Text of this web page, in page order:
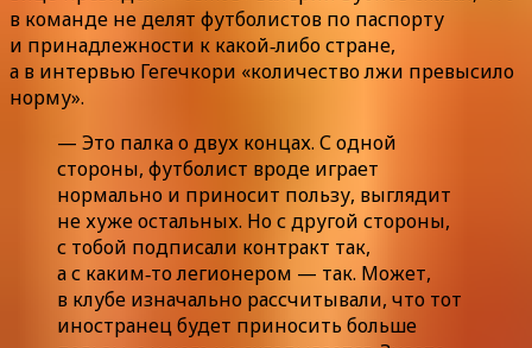
в команде не делят футболистов по паспорту
и принадлежности к какой‑либо стране,
а в интервью Гегечкори «количество лжи превысило
норму».
— Это палка о двух концах. С одной
стороны, футболист вроде играет
нормально и приносит пользу, выглядит
не хуже остальных. Но с другой стороны,
с тобой подписали контракт так,
а с каким‑то легионером — так. Может,
в клубе изначально рассчитывали, что тот
иностранец будет приносить больше